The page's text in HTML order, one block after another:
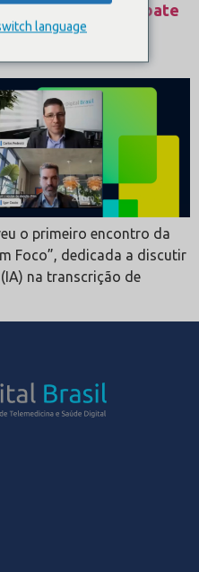
IA na saúde” debate
transcrição de
o primeiro encontro da
Foco”, dedicada a discutir
na transcrição de
language